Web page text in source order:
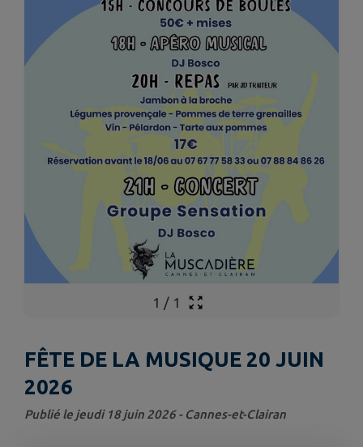
1 / 1
FÊTE DE LA MUSIQUE 20 JUIN
2026
Publié le jeudi 18 juin 2026 - Cannes-et-Clairan